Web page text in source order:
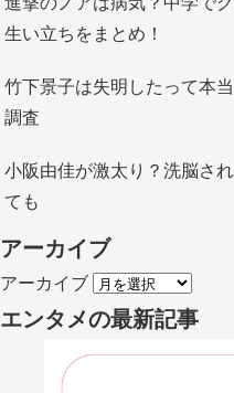
生い立ちをまとめ！
竹下景子は失明したって本
調査
小阪由佳が激太り？洗脳さ
ても
アーカイブ
アーカイブ
エンタメの最新記事